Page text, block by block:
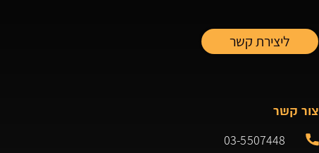
צור קשר
03-5507448